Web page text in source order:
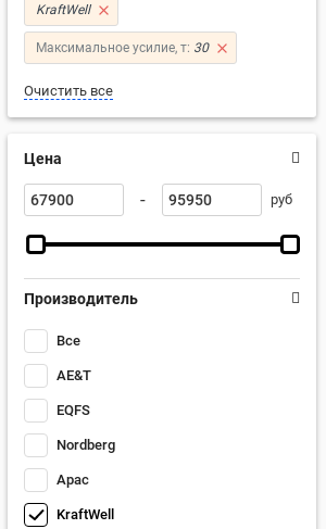
KraftWell
Максимальное усилие, т: 30
Очистить все
Цена
- руб
Производитель
Все
AE&T
EQFS
Nordberg
Apac
KraftWell